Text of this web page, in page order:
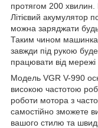
протягом 200 хвилин.
Літієвий акумулятор
можна заряджати
Таким чином машинка
завжди під рукою
працювати від
Модель VGR V-990
високою частотою
роботи мотора з
самостійно зможете
вашого стилю та